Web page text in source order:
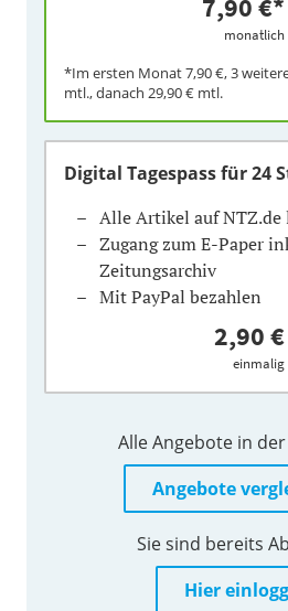
monatlich
*Im ersten Monat7,90 €, 3
mtl., danach 29,90 € mtl.
Digital Tagespassfür 24
Alle Artikel auf NTZ.de
Zugang zum E-Paper
Zeitungsarchiv
Mit PayPal bezahlen
2,90 €
einmalig
Alle Angebote in
Angebote
Sie sind bereits
Hier